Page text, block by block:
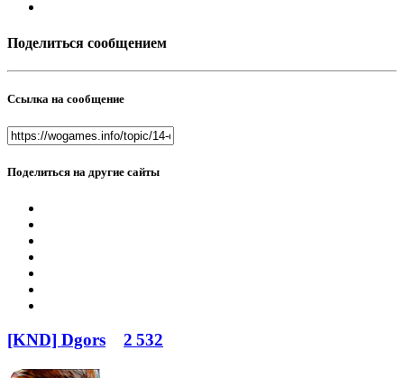
Поделиться сообщением
Ссылка на сообщение
Поделиться на другие сайты
[KND] Dgors 2 532